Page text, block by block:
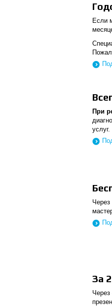
Если
При
услуг.
Через
За
Через